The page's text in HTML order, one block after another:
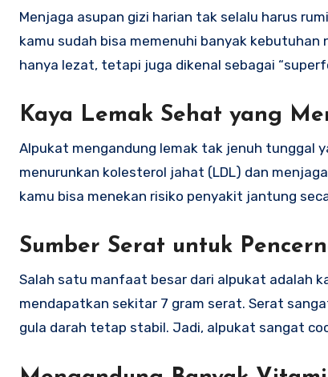
Menjaga asupan gizi harian tak selalu harus rumit. Terkadang, cukup dengan mengonsumsi satu jenis buah secara rutin,
kamu sudah bisa memenuhi banyak
hanya lezat, tetapi juga dikenal sebagai
Kaya Lemak Sehat yang
Alpukat mengandung lemak tak jenuh tunggal
menurunkan kolesterol jahat (LDL) dan
kamu bisa menekan risiko penyakit jantung
Sumber Serat untuk
Salah satu manfaat besar dari alpukat adalah
mendapatkan sekitar 7 gram serat. Serat
gula darah tetap stabil. Jadi, alpukat sangat